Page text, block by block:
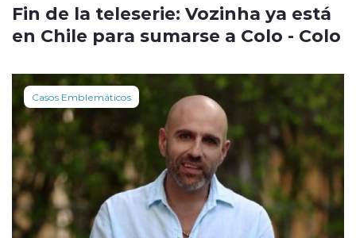
Fin de la teleserie: Vozinha ya está
en Chile para sumarse a Colo - Colo
Casos Emblemáticos